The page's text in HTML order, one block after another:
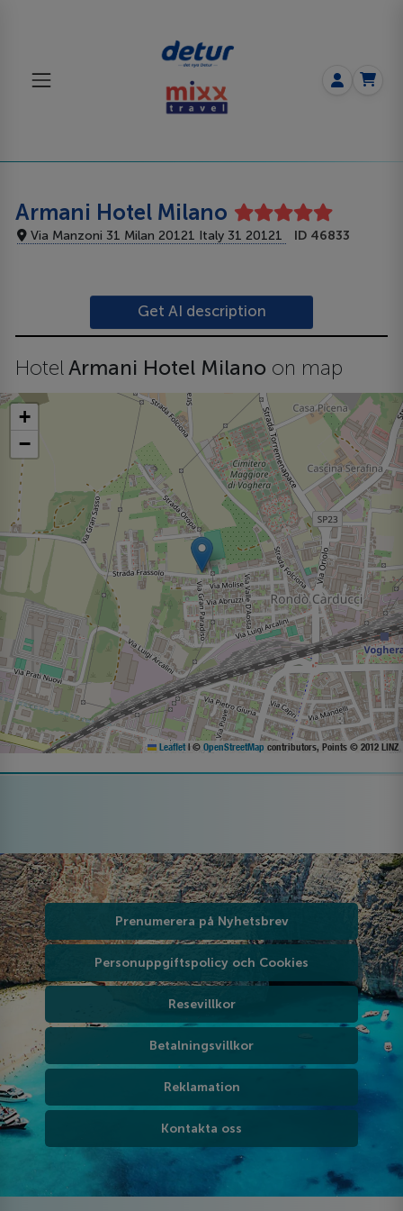
Armani Hotel Milano
Via Manzoni 31 Milan 20121 Italy 31 20121 ID 46833
Get AI description
HotelArmani Hotel Milano on map
+
−
Leaflet | © OpenStreetMap contributors, Points © 2012 LINZ
Prenumerera på Nyhetsbrev
Personuppgiftspolicy och Cookies
Resevillkor
Betalningsvillkor
Reklamation
Kontakta oss